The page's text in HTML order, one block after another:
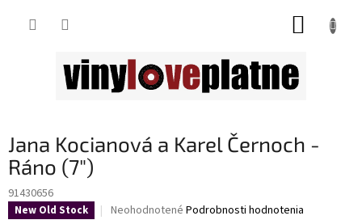
Jana Kocianová a Karel Černoch -
Ráno (7")
91430656
New Old Stock
Priemerné
Neohodnotené Podrobnosti hodnotenia